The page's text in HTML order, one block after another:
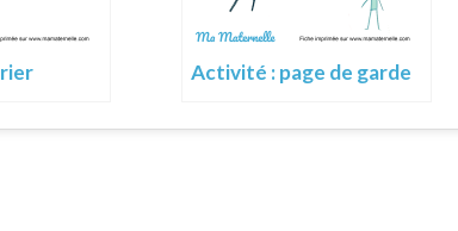
Activité : page de garde